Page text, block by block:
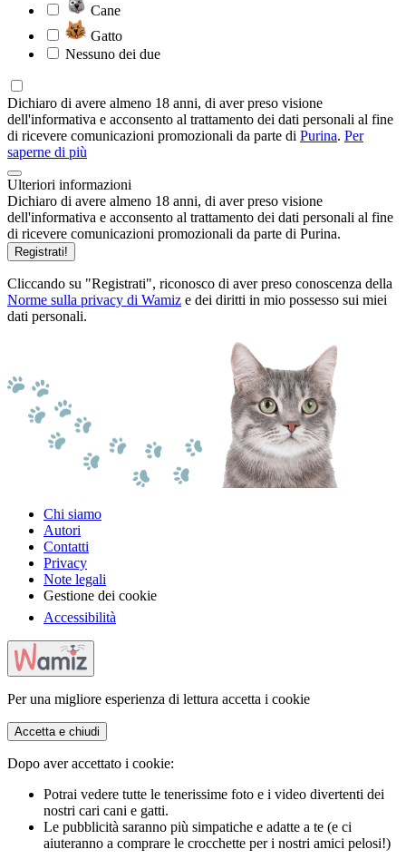
Cane
Gatto
Nessuno dei due
Dichiaro di avere almeno 18 anni, di aver preso visione
dell'informativa e acconsento al trattamento dei dati personali al fine
di ricevere comunicazioni promozionali da parte di Purina. Per
saperne di più
Ulteriori informazioni
Dichiaro di avere almeno 18 anni, di aver preso visione
dell'informativa e acconsento al trattamento dei dati personali al fine
di ricevere comunicazioni promozionali da parte di Purina.
Registrati!
Cliccando su "Registrati", riconosco di aver preso conoscenza della
Norme sulla privacy di Wamiz e dei diritti in mio possesso sui miei
dati personali.
Chi siamo
Autori
Contatti
Privacy
Note legali
Gestione dei cookie
Accessibilità
Per una migliore esperienza di lettura accetta i cookie
Accetta e chiudi
Dopo aver accettato i cookie:
Potrai vedere tutte le tenerissime foto e i video divertenti dei
nostri cari cani e gatti.
Le pubblicità saranno più simpatiche e adatte a te (e ci
aiuteranno a comprare le crocchette per i nostri amici pelosi!)